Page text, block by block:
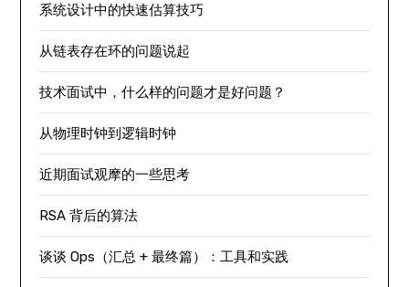
系统设计中的快速估算技巧
从链表存在环的问题说起
技术面试中，什么样的问题才是好问题？
从物理时钟到逻辑时钟
近期面试观摩的一些思考
RSA 背后的算法
谈谈 Ops（汇总 + 最终篇）：工具和实践